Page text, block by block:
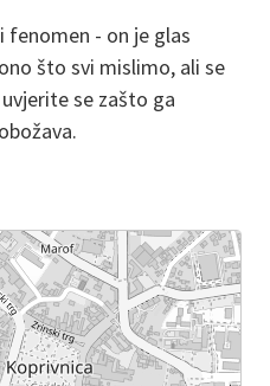
fenomen - on je glas
što svi mislimo, ali se
se zašto ga